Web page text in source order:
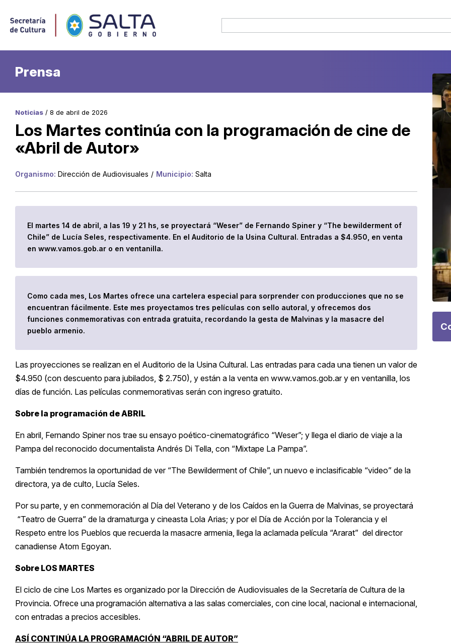
Prensa
Noticias / 8 de abril de 2026
Los Martes continúa con la programación de cine de
«Abril de Autor»
Organismo: Dirección de Audiovisuales / Municipio: Salta
El martes 14 de abril, a las 19 y 21 hs, se proyectará “Weser” de Fernando Spiner y “The bewilderment of
Chile” de Lucía Seles, respectivamente. En el Auditorio de la Usina Cultural. Entradas a $4.950, en venta
en www.vamos.gob.ar o en ventanilla.
Como cada mes, Los Martes ofrece una cartelera especial para sorprender con producciones que no se
encuentran fácilmente. Este mes proyectamos tres películas con sello autoral, y ofrecemos dos
funciones conmemorativas con entrada gratuita, recordando la gesta de Malvinas y la masacre del
pueblo armenio.
Las proyecciones se realizan en el Auditorio de la Usina Cultural. Las entradas para cada una tienen un valor de
$4.950 (con descuento para jubilados, $ 2.750), y están a la venta en www.vamos.gob.ar y en ventanilla, los
días de función. Las películas conmemorativas serán con ingreso gratuito.
Sobre la programación de ABRIL
En abril, Fernando Spiner nos trae su ensayo poético-cinematográfico “Weser”; y llega el diario de viaje a la
Pampa del reconocido documentalista Andrés Di Tella, con “Mixtape La Pampa”.
También tendremos la oportunidad de ver “The Bewilderment of Chile”, un nuevo e inclasificable “video” de la
directora, ya de culto, Lucía Seles.
Por su parte, y en conmemoración al Día del Veterano y de los Caídos en la Guerra de Malvinas, se proyectará
“Teatro de Guerra” de la dramaturga y cineasta Lola Arias; y por el Día de Acción por la Tolerancia y el
Respeto entre los Pueblos que recuerda la masacre armenia, llega la aclamada película “Ararat” del director
canadiense Atom Egoyan.
Sobre LOS MARTES
El ciclo de cine Los Martes es organizado por la Dirección de Audiovisuales de la Secretaría de Cultura de la
Provincia. Ofrece una programación alternativa a las salas comerciales, con cine local, nacional e internacional,
con entradas a precios accesibles.
ASÍ CONTINÚA LA PROGRAMACIÓN “ABRIL DE AUTOR”